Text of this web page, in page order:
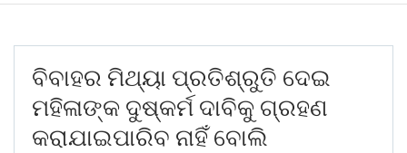
ବିବାହର ମିଥ୍ୟା ପ୍ରତିଶ୍ରୁତି ଦେଇ
ମହିଳାଙ୍କ ଦୁଷ୍କର୍ମ ଦାବିକୁ ଗ୍ରହଣ
କରାଯାଇପାରିବ ନାହିଁ ବୋଲି